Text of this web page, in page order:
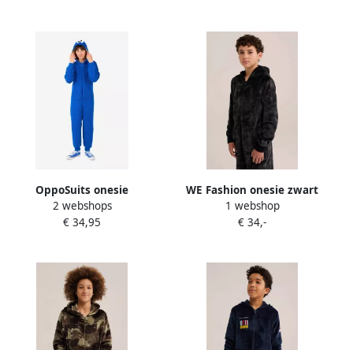
OppoSuits onesie
Cookiemonster blauw
Jongens Teddy Capuchon All
2 webshops
€ 34,95
WE Fashion onesie zwart
1 webshop
€ 34,-